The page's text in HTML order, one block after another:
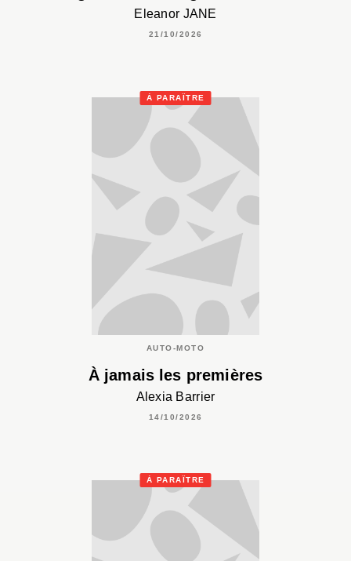
Eleanor JANE
21/10/2026
À PARAÎTRE
AUTO-MOTO
À jamais les premières
Alexia Barrier
14/10/2026
À PARAÎTRE